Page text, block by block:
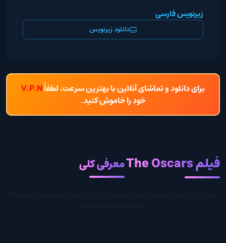
زیرنویس فارسی
دانلود زیرنویس
برای دانلود و تماشای آنلاین با بهترین سرعت، لطفاًV.P.N
خود را خاموش کنید.
فیلم The Oscars معرفی کلی